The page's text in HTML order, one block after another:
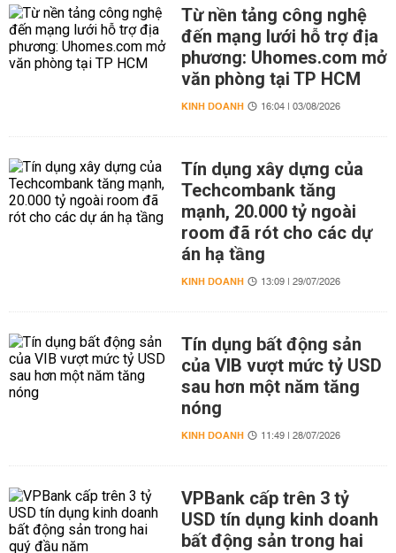
Từ nền tảng công nghệ
đến mạng lưới hỗ trợ địa
phương: Uhomes.com mở
văn phòng tại TP HCM
KINH DOANH 16:04 | 03/08/2026
Tín dụng xây dựng của
Techcombank tăng
mạnh, 20.000 tỷ ngoài
room đã rót cho các dự
án hạ tầng
KINH DOANH 13:09 | 29/07/2026
Tín dụng bất động sản
của VIB vượt mức tỷ USD
sau hơn một năm tăng
nóng
KINH DOANH 11:49 | 28/07/2026
VPBank cấp trên 3 tỷ
USD tín dụng kinh doanh
bất động sản trong hai